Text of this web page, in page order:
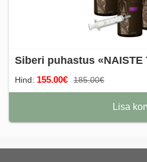
Siberi puhastus «NAISTE
Hind: 155.00€ 185.00€
Lisa